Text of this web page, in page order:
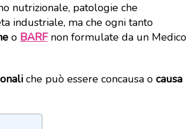
nutrizionale, patologie che
industriale, ma che ogni tanto
o BARFnon formulate da un Medico
che può essere concausa o causa